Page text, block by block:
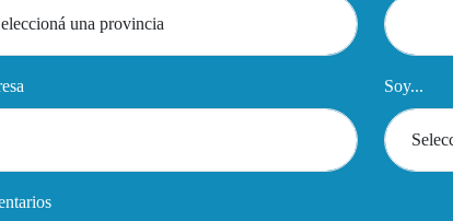
Soy...